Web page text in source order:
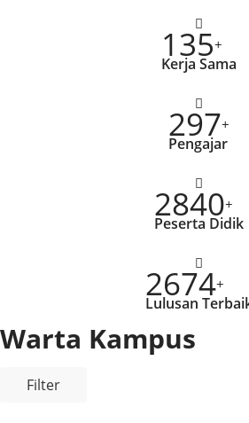
135+
Kerja Sama
297+
Pengajar
2840+
Peserta Didik
2674+
Lulusan
Warta Kampus
Filter